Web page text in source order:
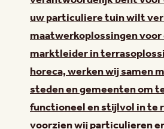
uw particuliere tuin wilt
maatwerkoplossingen
marktleider in
horeca, werken wij samen
steden en gemeenten om
functioneel en stijlvol in te